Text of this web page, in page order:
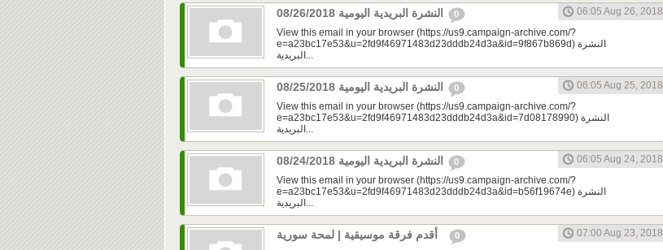
0
06:05 Aug 26, 2018
View this email in your browser (https://us9.campaign-archive.com/?
e=a23bc17e53&u=2fd9f46971483d23dddb24d3a&id=9f867b869d) النشرة
البريدية...
0
06:05 Aug 25, 2018
View this email in your browser (https://us9.campaign-archive.com/?
e=a23bc17e53&u=2fd9f46971483d23dddb24d3a&id=7d08178990) النشرة
البريدية...
0
06:05 Aug 24, 2018
View this email in your browser (https://us9.campaign-archive.com/?
e=a23bc17e53&u=2fd9f46971483d23dddb24d3a&id=b56f19674e) النشرة
البريدية...
0
07:00 Aug 23, 2018